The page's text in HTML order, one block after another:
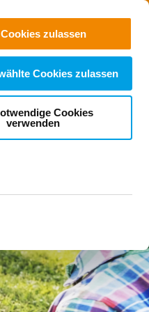
zulassen
Cookies zulassen
Cookies
verwenden
Jobs